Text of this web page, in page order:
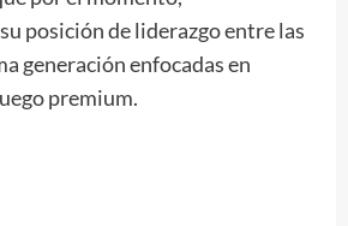
posición de liderazgo entre las
generación enfocadas en
premium.